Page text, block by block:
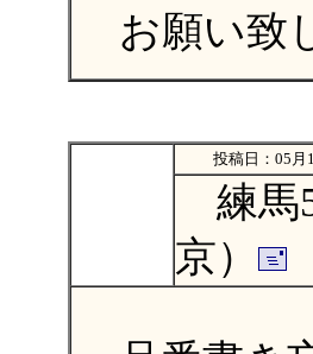
お願い致
投稿日：05月
練馬
京）